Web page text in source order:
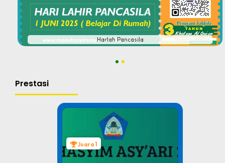
#
Harlah Pancasila
Prestasi
Juara 1